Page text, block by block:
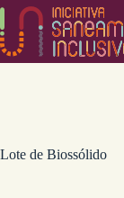
Pular
o
conteúdo
Lote de Biossólido